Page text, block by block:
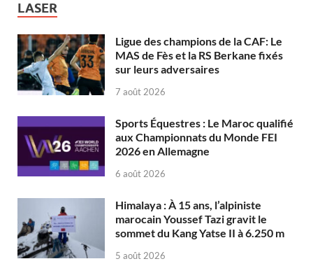
LASER
Ligue des champions de la CAF: Le
MAS de Fès et la RS Berkane fixés
sur leurs adversaires
7 août 2026
Sports Équestres : Le Maroc qualifié
aux Championnats du Monde FEI
2026 en Allemagne
6 août 2026
Himalaya : À 15 ans, l’alpiniste
marocain Youssef Tazi gravit le
sommet du Kang Yatse II à 6.250 m
5 août 2026